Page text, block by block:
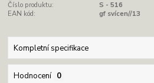
Číslo produktu:
S - 516
EAN kód:
gf svícen//13
Kompletní specifikace
Hodnocení 0